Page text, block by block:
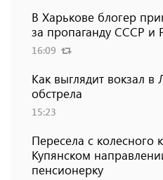
В Харькове блогер
за пропаганду СССР и
16:09
Как выглядит вокзал в
обстрела
15:23
Пересела с колесного
Купянском
пенсионерку